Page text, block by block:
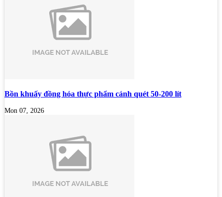
Bồn khuấy đồng hóa thực phẩm cánh quét 50-200 lít
Mon 07, 2026